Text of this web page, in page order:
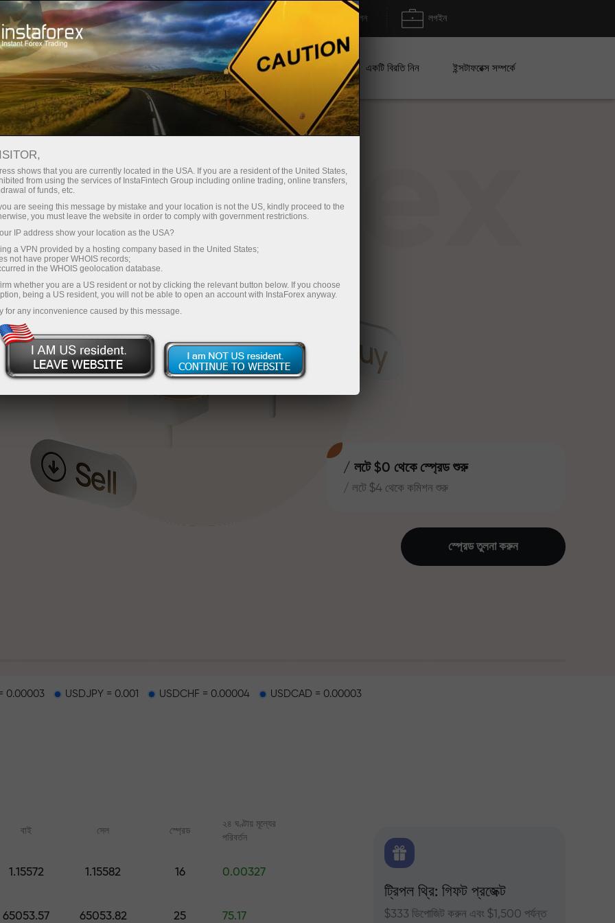
তাৎক্ষণিক অ্যাকাউন্ট খোলা ট্রেডিং প্ল্যাটফর্ম জমা/উত্তোলন লগইন
বিনিয়োগকারীদের জন্য অংশীদারদের জন্য ক্যাম্পেইন একটি বিরতি নিন ইন্সটাফরেক্স সম্পর্কে
/ লটে $0 থেকে স্প্রেড শুরু
/ লটে $4 থেকে কমিশন শুরু
পাওয়া যায়
জ্যাকপট
স্প্রেড তুলনা করুন
0.00003 USDJPY = 0.001 USDCHF = 0.00004 USDCAD = 0.00003
বাই সেল স্প্রেড
২৪ ঘণ্টায় মূল্যের
পরিবর্তন
1.15572 1.15582 16 0.00327
65053.57 65053.82 25 75.17
শূন্য থেকে ট্রেডিং শিখুন — সব লেভেলের জন্য
ফরেক্স, ক্রিপ্টো ও ফিউচার্সের জন্য দৈনিক
ট্রিপল থ্রি: গিফট প্রজেক্ট
$333 ডিপোজিট করুন এবং $1,500 পর্যন্ত
shows that you are currently located in the USA. If you are a resident of the United States,
from using the services of InstaFintech Group including online trading, online transfers,
of funds, etc.
are seeing this message by mistake and your location is not the US, kindly proceed to the
you must leave the website in order to comply with government restrictions.
IP address show your location as the USA?
a VPN provided by a hosting company based in the United States;
not have proper WHOIS records;
in the WHOIS geolocation database.
whether you are a US resident or not by clicking the relevant button below. If you choose
being a US resident, you will not be able to open an account with InstaForex anyway.
for any inconvenience caused by this message.